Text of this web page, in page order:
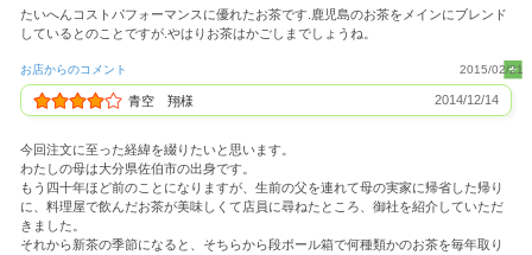
たいへんコストパフォーマンスに優れたお茶です.鹿児島のお茶をメインにブレンド
しているとのことですが.やはりお茶はかごしまでしょうね。
お店からのコメント 2015/02/21
青空 翔様 2014/12/14
今回注文に至った経緯を綴りたいと思います。
わたしの母は大分県佐伯市の出身です。
もう四十年ほど前のことになりますが、生前の父を連れて母の実家に帰省した帰り
に、料理屋で飲んだお茶が美味しくて店員に尋ねたところ、御社を紹介していただ
きました。
それから新茶の季節になると、そちらから段ボール箱で何種類かのお茶を毎年取り